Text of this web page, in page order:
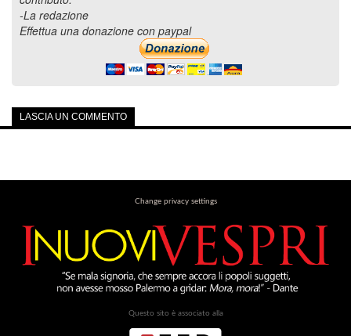
-La redazione
Effettua una donazione con paypal
LASCIA UN COMMENTO
Change privacy settings
Questo sito è associato alla